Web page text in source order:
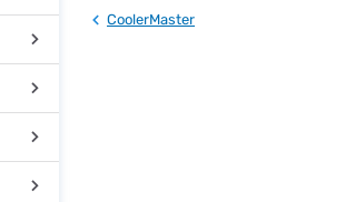
CoolerMaster